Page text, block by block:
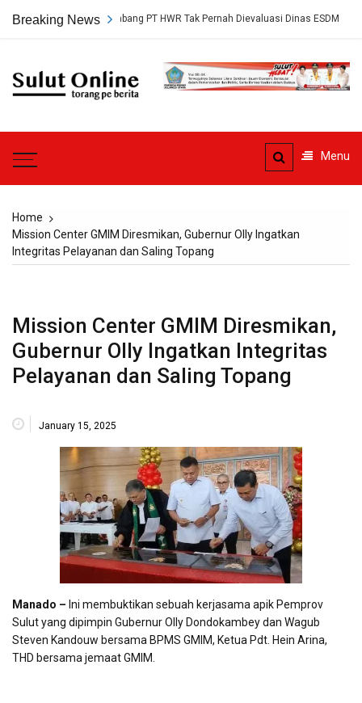
Breaking News
Tambang PT HWR Tak Pernah Dievaluasi Dinas ESDM
Sulut
Menu
Home
Mission Center GMIM Diresmikan, Gubernur Olly Ingatkan
Integritas Pelayanan dan Saling Topang
Mission Center GMIM Diresmikan,
Gubernur Olly Ingatkan Integritas
Pelayanan dan Saling Topang
January 15, 2025
Manado – Ini membuktikan sebuah kerjasama apik Pemprov
Sulut yang dipimpin Gubernur Olly Dondokambey dan Wagub
Steven Kandouw bersama BPMS GMIM, Ketua Pdt. Hein Arina,
THD bersama jemaat GMIM.